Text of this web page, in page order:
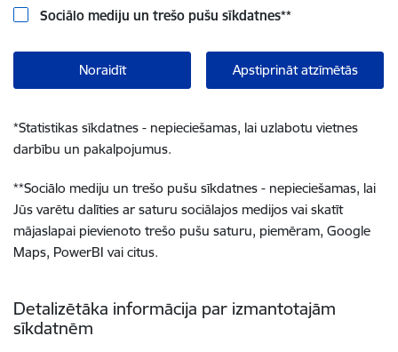
Sociālo mediju un trešo pušu sīkdatnes**
Noraidīt Apstiprināt atzīmētās
*Statistikas sīkdatnes - nepieciešamas, lai uzlabotu vietnes
darbību un pakalpojumus.
**Sociālo mediju un trešo pušu sīkdatnes - nepieciešamas, lai
Jūs varētu dalīties ar saturu sociālajos medijos vai skatīt
mājaslapai pievienoto trešo pušu saturu, piemēram, Google
Maps, PowerBI vai citus.
Detalizētāka informācija par izmantotajām
sīkdatnēm